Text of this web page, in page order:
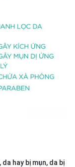
hay bị mụn, da bị